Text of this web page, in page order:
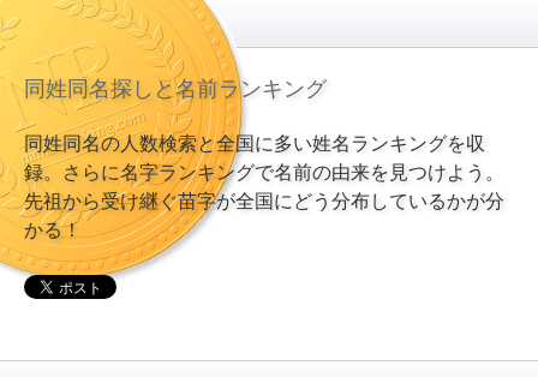
同姓同名探しと名前ランキング
同姓同名の人数検索と全国に多い姓名ランキングを収
録。さらに名字ランキングで名前の由来を見つけよう。
先祖から受け継ぐ苗字が全国にどう分布しているかが分
かる！